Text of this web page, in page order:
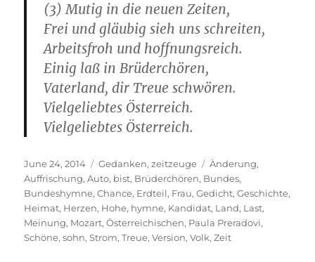
(3) Mutig in die neuen Zeiten,
Frei und gläubig sieh uns schreiten,
Arbeitsfroh und hoffnungsreich.
Einig laß in Brüderchören,
Vaterland, dir Treue schwören.
Vielgeliebtes Österreich.
Vielgeliebtes Österreich.
Posted
on
June 24, 2014 Categories
Gedanken,zeitzeuge Tags
Änderung,
Auffrischung,Auto, bist, Brüderchören, Bundes,
Bundeshymne,Chance, Erdteil, Frau,Gedicht,Geschichte,
Heimat, Herzen, Hohe, hymne, Kandidat, Land, Last,
Meinung, Mozart,Österreichischen, Paula Preradovi,
Schöne,sohn,Strom,Treue,Version,Volk,Zeit